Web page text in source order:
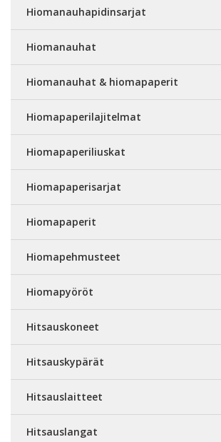
Hiomanauhapidinsarjat
Hiomanauhat
Hiomanauhat & hiomapaperit
Hiomapaperilajitelmat
Hiomapaperiliuskat
Hiomapaperisarjat
Hiomapaperit
Hiomapehmusteet
Hiomapyöröt
Hitsauskoneet
Hitsauskypärät
Hitsauslaitteet
Hitsauslangat